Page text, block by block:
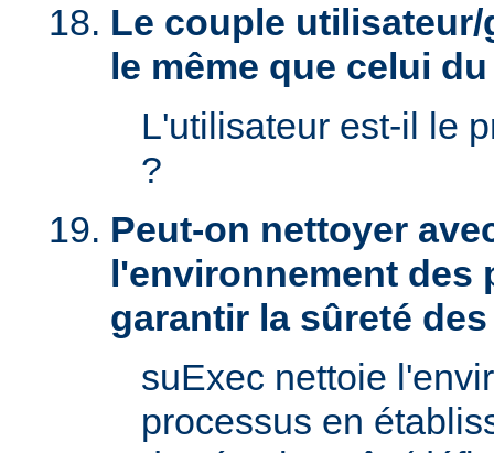
Le couple
le même que celui
L'utilisateur est-il le
?
Peut-on nettoyer
l'environnement des
garantir la sûreté
suExec nettoie
processus en